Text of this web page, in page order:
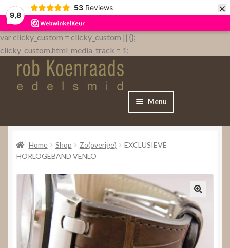
9,8
53 Reviews ×
var clicky_custom = clicky_custom || {};
clicky_custom.html_media_track = 1;
Menu
Home
WebShop
Over
Contact
Nieuws
Home Shop Zo(overige)
EXCLUSIEVE
HORLOGEBAND VENLO